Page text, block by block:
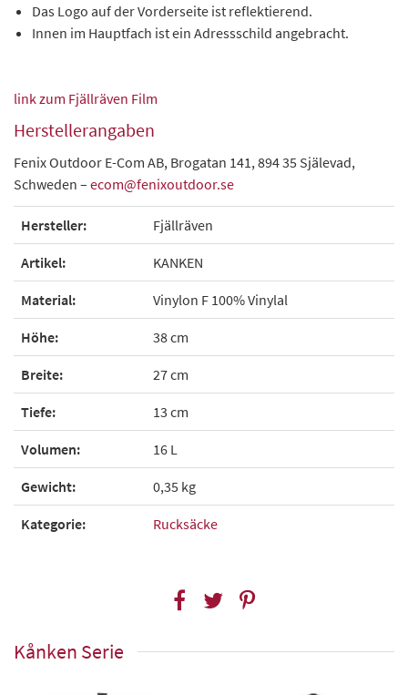
Das Logo auf der Vorderseite ist reflektierend.
Innen im Hauptfach ist ein Adressschild angebracht.
link zum Fjällräven Film
Herstellerangaben
Fenix Outdoor E-Com AB, Brogatan 141, 894 35 Själevad,
Schweden – ecom@fenixoutdoor.se
Hersteller: Fjällräven
Artikel: KANKEN
Material: Vinylon F 100% Vinylal
Höhe: 38 cm
Breite: 27 cm
Tiefe: 13 cm
Volumen: 16 L
Gewicht: 0,35 kg
Kategorie: Rucksäcke
Kånken Serie